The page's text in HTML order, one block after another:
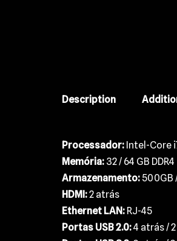
Description
Processador: Intel-Core
Memória: 32 / 64 GB DDR4
Armazenamento: 500GB
HDMI:2 atrás
Ethernet LAN: RJ-45
Portas USB 2.0:4 atrás /